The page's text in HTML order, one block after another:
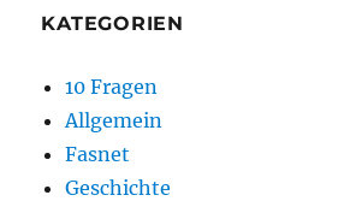
KATEGORIEN
10 Fragen
Allgemein
Fasnet
Geschichte